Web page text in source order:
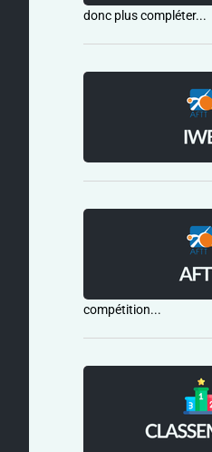
donc plus compléter...
compétition...